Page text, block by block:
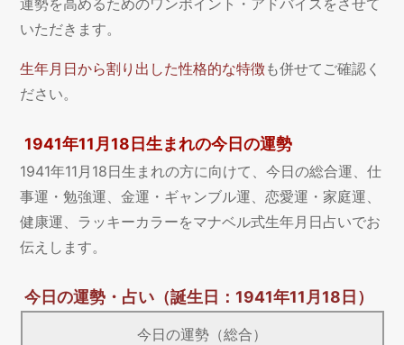
運勢を高めるためのワンポイント・アドバイスをさせて
いただきます。
生年月日から割り出した性格的な特徴も併せてご確認く
ださい。
1941年11月18日生まれの今日の運勢
1941年11月18日生まれの方に向けて、今日の総合運、仕
事運・勉強運、金運・ギャンブル運、恋愛運・家庭運、
健康運、ラッキーカラーをマナベル式生年月日占いでお
伝えします。
今日の運勢・占い（誕生日：1941年11月18日）
今日の運勢（総合）